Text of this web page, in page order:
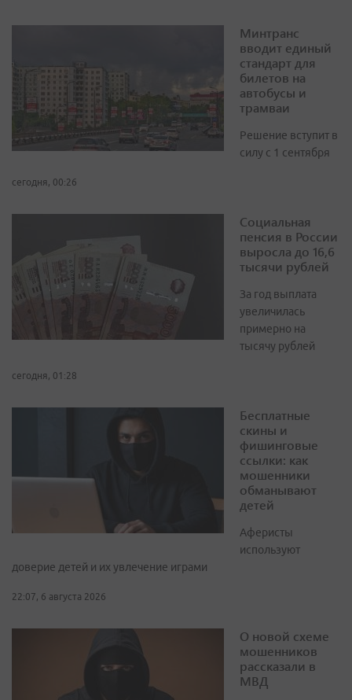
Минтранс
вводит единый
стандарт для
билетов на
автобусы и
трамваи
Решение вступит в
силу с 1 сентября
сегодня, 00:26
Социальная
пенсия в России
выросла до 16,6
тысячи рублей
За год выплата
увеличилась
примерно на
тысячу рублей
сегодня, 01:28
Бесплатные
скины и
фишинговые
ссылки: как
мошенники
обманывают
детей
Аферисты
используют
доверие детей и их увлечение играми
22:07, 6 августа 2026
О новой схеме
мошенников
рассказали в
МВД